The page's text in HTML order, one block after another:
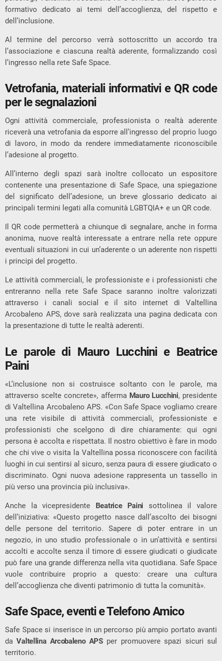
formativo dedicato ai temi dell’accoglienza, del rispetto e
dell’inclusione.
Al termine del percorso verrà sottoscritto un accordo tra
l’associazione e ciascuna realtà aderente, formalizzando così
l’ingresso nella rete Safe Space.
Vetrofania, materiali informativi e QR code
per le segnalazioni
Ogni attività commerciale, professionista o realtà aderente
riceverà una vetrofania da esporre all’ingresso del proprio luogo
di lavoro, in modo da rendere immediatamente riconoscibile
l’adesione al progetto.
All’interno degli spazi sarà inoltre collocato un espositore
contenente una presentazione di Safe Space, una spiegazione
del significato dell’adesione, un breve glossario dedicato ai
principali termini legati alla comunità LGBTQIA+ e un QR code.
Il QR code permetterà a chiunque di segnalare, anche in forma
anonima, nuove realtà interessate a entrare nella rete oppure
eventuali situazioni in cui un’aderente o un aderente non rispetti
i principi del progetto.
Le attività commerciali, le professioniste e i professionisti che
entreranno nella rete Safe Space saranno inoltre valorizzati
attraverso i canali social e il sito internet di Valtellina
Arcobaleno APS, dove sarà realizzata una pagina dedicata con
la presentazione di tutte le realtà aderenti.
Le parole di Mauro Lucchini e Beatrice
Paini
«L’inclusione non si costruisce soltanto con le parole, ma
attraverso scelte concrete», afferma Mauro Lucchini, presidente
di Valtellina Arcobaleno APS. «Con Safe Space vogliamo creare
una rete visibile di attività commerciali, professioniste e
professionisti che scelgono di dire chiaramente: qui ogni
persona è accolta e rispettata. Il nostro obiettivo è fare in modo
che chi vive o visita la Valtellina possa riconoscere con facilità
luoghi in cui sentirsi al sicuro, senza paura di essere giudicato o
discriminato. Ogni nuova adesione rappresenta un tassello in
più verso una provincia più inclusiva».
Anche la vicepresidente Beatrice Paini sottolinea il valore
dell’iniziativa: «Questo progetto nasce dall’ascolto dei bisogni
delle persone del territorio. Sapere di poter entrare in un
negozio, in uno studio professionale o in un’attività e sentirsi
accolti e accolte senza il timore di essere giudicati o giudicate
può fare una grande differenza nella vita quotidiana. Safe Space
vuole contribuire proprio a questo: creare una cultura
dell’accoglienza che diventi patrimonio di tutta la comunità».
Safe Space, eventi e Telefono Amico
Safe Space si inserisce in un percorso più ampio portato avanti
daValtellina Arcobaleno APSper promuovere spazi sicuri sul
territorio.